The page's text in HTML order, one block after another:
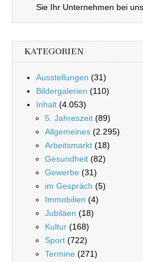
Sie Ihr Unternehmen bei
KATEGORIEN
Ausstellungen (31)
Bildergalerien (110)
Inhalt (4.053)
5. Jahreszeit (89)
Allgemeines (2.295)
Arbeitsmarkt (18)
Gesundheit (82)
Gewerbe (31)
im Gespräch (5)
Immobilien (4)
Jubiläen (18)
Kultur (168)
Sport (722)
Termine (271)